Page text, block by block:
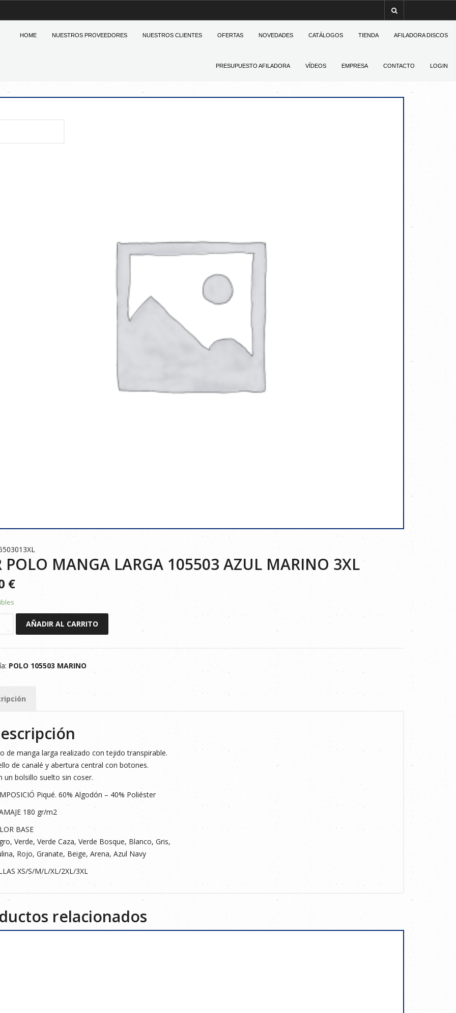
HOME NUESTROS PROVEEDORES NUESTROS CLIENTES OFERTAS NOVEDADES CATÁLOGOS TIENDA AFILADORA DISCOS
PRESUPUESTO AFILADORA VÍDEOS EMPRESA CONTACTO LOGIN
POLO MANGA LARGA 105503 AZUL MARINO 3XL
€
AÑADIR AL CARRITO
POLO 105503 MARINO
de manga larga realizado con tejido transpirable.
de canalé y abertura central con botones.
un bolsillo suelto sin coser.
Piqué. 60% Algodón – 40% Poliéster
180 gr/m2
BASE
Verde, Verde Caza, Verde Bosque, Blanco, Gris,
Rojo, Granate, Beige, Arena, Azul Navy
XS/S/M/L/XL/2XL/3XL
relacionados